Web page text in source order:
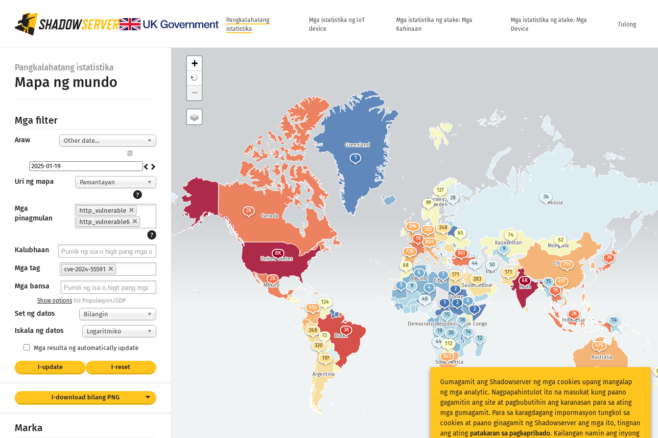
Pangkalahatang
istatistika
Mga istatistika ng IoT
device
Mga istatistika ng atake: Mga
Kahinaan
Mga istatistika ng atake: Mga
Device
Tulong
Pangkalahatang istatistika
Mapa ng mundo
Mga filter
Araw Other date...
📆
Uri ng mapa
Pamantayan
?
Mga
pinagmulan
http_vulnerable
http_vulnerable6
?
Kalubhaan
Mga tag cve-2024-55591
Mga bansa
Show options for Populasyon/GDP
Set ng datos Bilangin
Iskala ng datos Logaritmiko
Mga resulta ng automatically update
I-update I-reset
I-download bilang PNG
Marka
Indonesia
Argentina
India
China
Democratic Republic of the Congo
South Africa
Kazakhstan
Brazil
Mongolia
Russia
Norway
Sweden
Finland
Libya
Sudan
Iran
Saudi Arabia
Algeria
United States
Canada
Mexico
Australia
Greenland
19
197
476
72
3K
112
2K
15
1
320
793
654
525
6 171
736
6
28
1K
1
2K
6K
44 50
804
2K
74
7
68
12
9
15
62
5
2K
14
44
4
48
99
268
14
171
248
34
283
2
127
2
2
1K
931
18
65
394
8K
9
124
417
542
20
+
−
Gumagamit ang Shadowserver ng mga cookies upang mangalap
ng mga analytic. Nagpapahintulot ito na masukat kung paano
gagamitin ang site at pagbubutihin ang karanasan para sa ating
mga gumagamit. Para sa karagdagang impormasyon tungkol sa
cookies at paano ginagamit ng Shadowserver ang mga ito, tingnan
ang ating patakaran sa pagkapribado. Kailangan namin ang inyong